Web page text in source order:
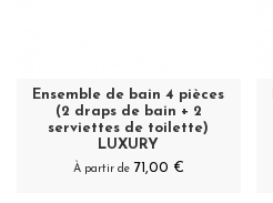
Ensemble de bain 4 pièces
(2 draps de bain + 2
serviettes de toilette)
LUXURY
À partir de71,00 €